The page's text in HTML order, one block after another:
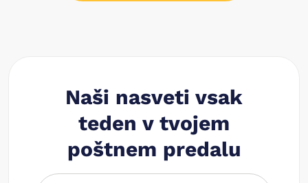
Naši nasveti vsak
teden v tvojem
poštnem predalu